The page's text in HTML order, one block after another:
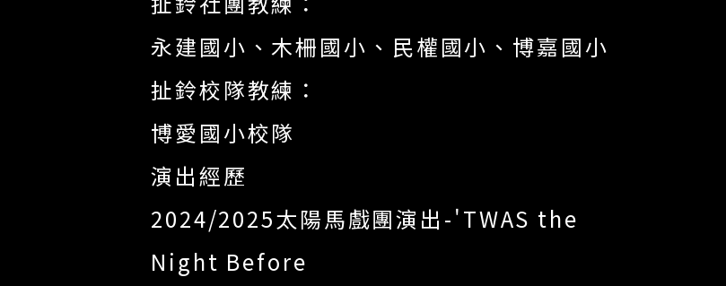
永建國小、木柵國小、民權國小、博嘉國小
扯鈴校隊教練：
博愛國小校隊
演出經歷
2024/2025太陽馬戲團演出-'TWAS the
Night Before